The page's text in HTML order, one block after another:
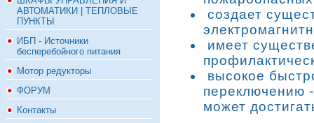
АВТОМАТИКИ | ТЕПЛОВЫЕ
ПУНКТЫ
ИБП - Источники
бесперебойного питания
Мотор редукторы
ФОРУМ
Контакты
создает
имеет
высокое
переключению
может